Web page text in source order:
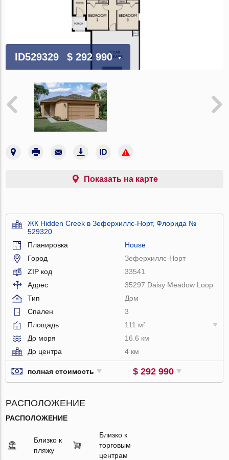
ID529329 $ 292 990
Показать на карте
ЖК Hidden Creek в Зеферхиллс-Норт, Флорида №
529320
Планировка
House
Город
Зеферхиллс-Норт
ZIP код
33541
Адрес
35297 Daisy Meadow Loop
Тип
Дом
Спален
3
Площадь
111 м²
До моря
16.6 км
До центра
4 км
полная стоимость $ 292 990
РАСПОЛОЖЕНИЕ
РАСПОЛОЖЕНИЕ
Близко к
пляжу
Близко к
торговым
центрам